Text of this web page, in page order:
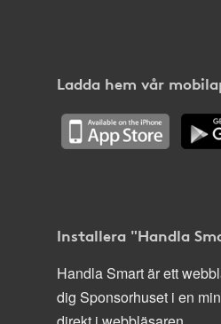
Ladda hem vår
Installera "Handla
Handla Smart är ett
dig Sponsorhuset i en